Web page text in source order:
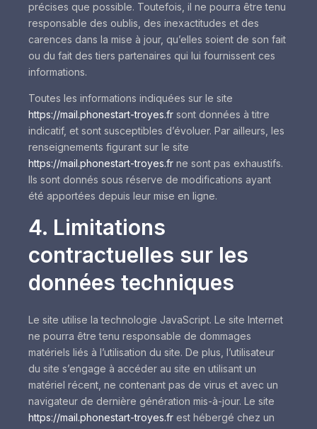
précises que possible. Toutefois, il ne pourra être tenu
responsable des oublis, des inexactitudes et des
carences dans la mise à jour, qu’elles soient de son fait
ou du fait des tiers partenaires qui lui fournissent ces
informations.
Toutes les informations indiquées sur le site
https://mail.phonestart-troyes.fr sont données à titre
indicatif, et sont susceptibles d’évoluer. Par ailleurs, les
renseignements figurant sur le site
https://mail.phonestart-troyes.fr ne sont pas exhaustifs.
Ils sont donnés sous réserve de modifications ayant
été apportées depuis leur mise en ligne.
4. Limitations
contractuelles sur les
données techniques
Le site utilise la technologie JavaScript. Le site Internet
ne pourra être tenu responsable de dommages
matériels liés à l’utilisation du site. De plus, l’utilisateur
du site s’engage à accéder au site en utilisant un
matériel récent, ne contenant pas de virus et avec un
navigateur de dernière génération mis-à-jour. Le site
https://mail.phonestart-troyes.fr est hébergé chez un